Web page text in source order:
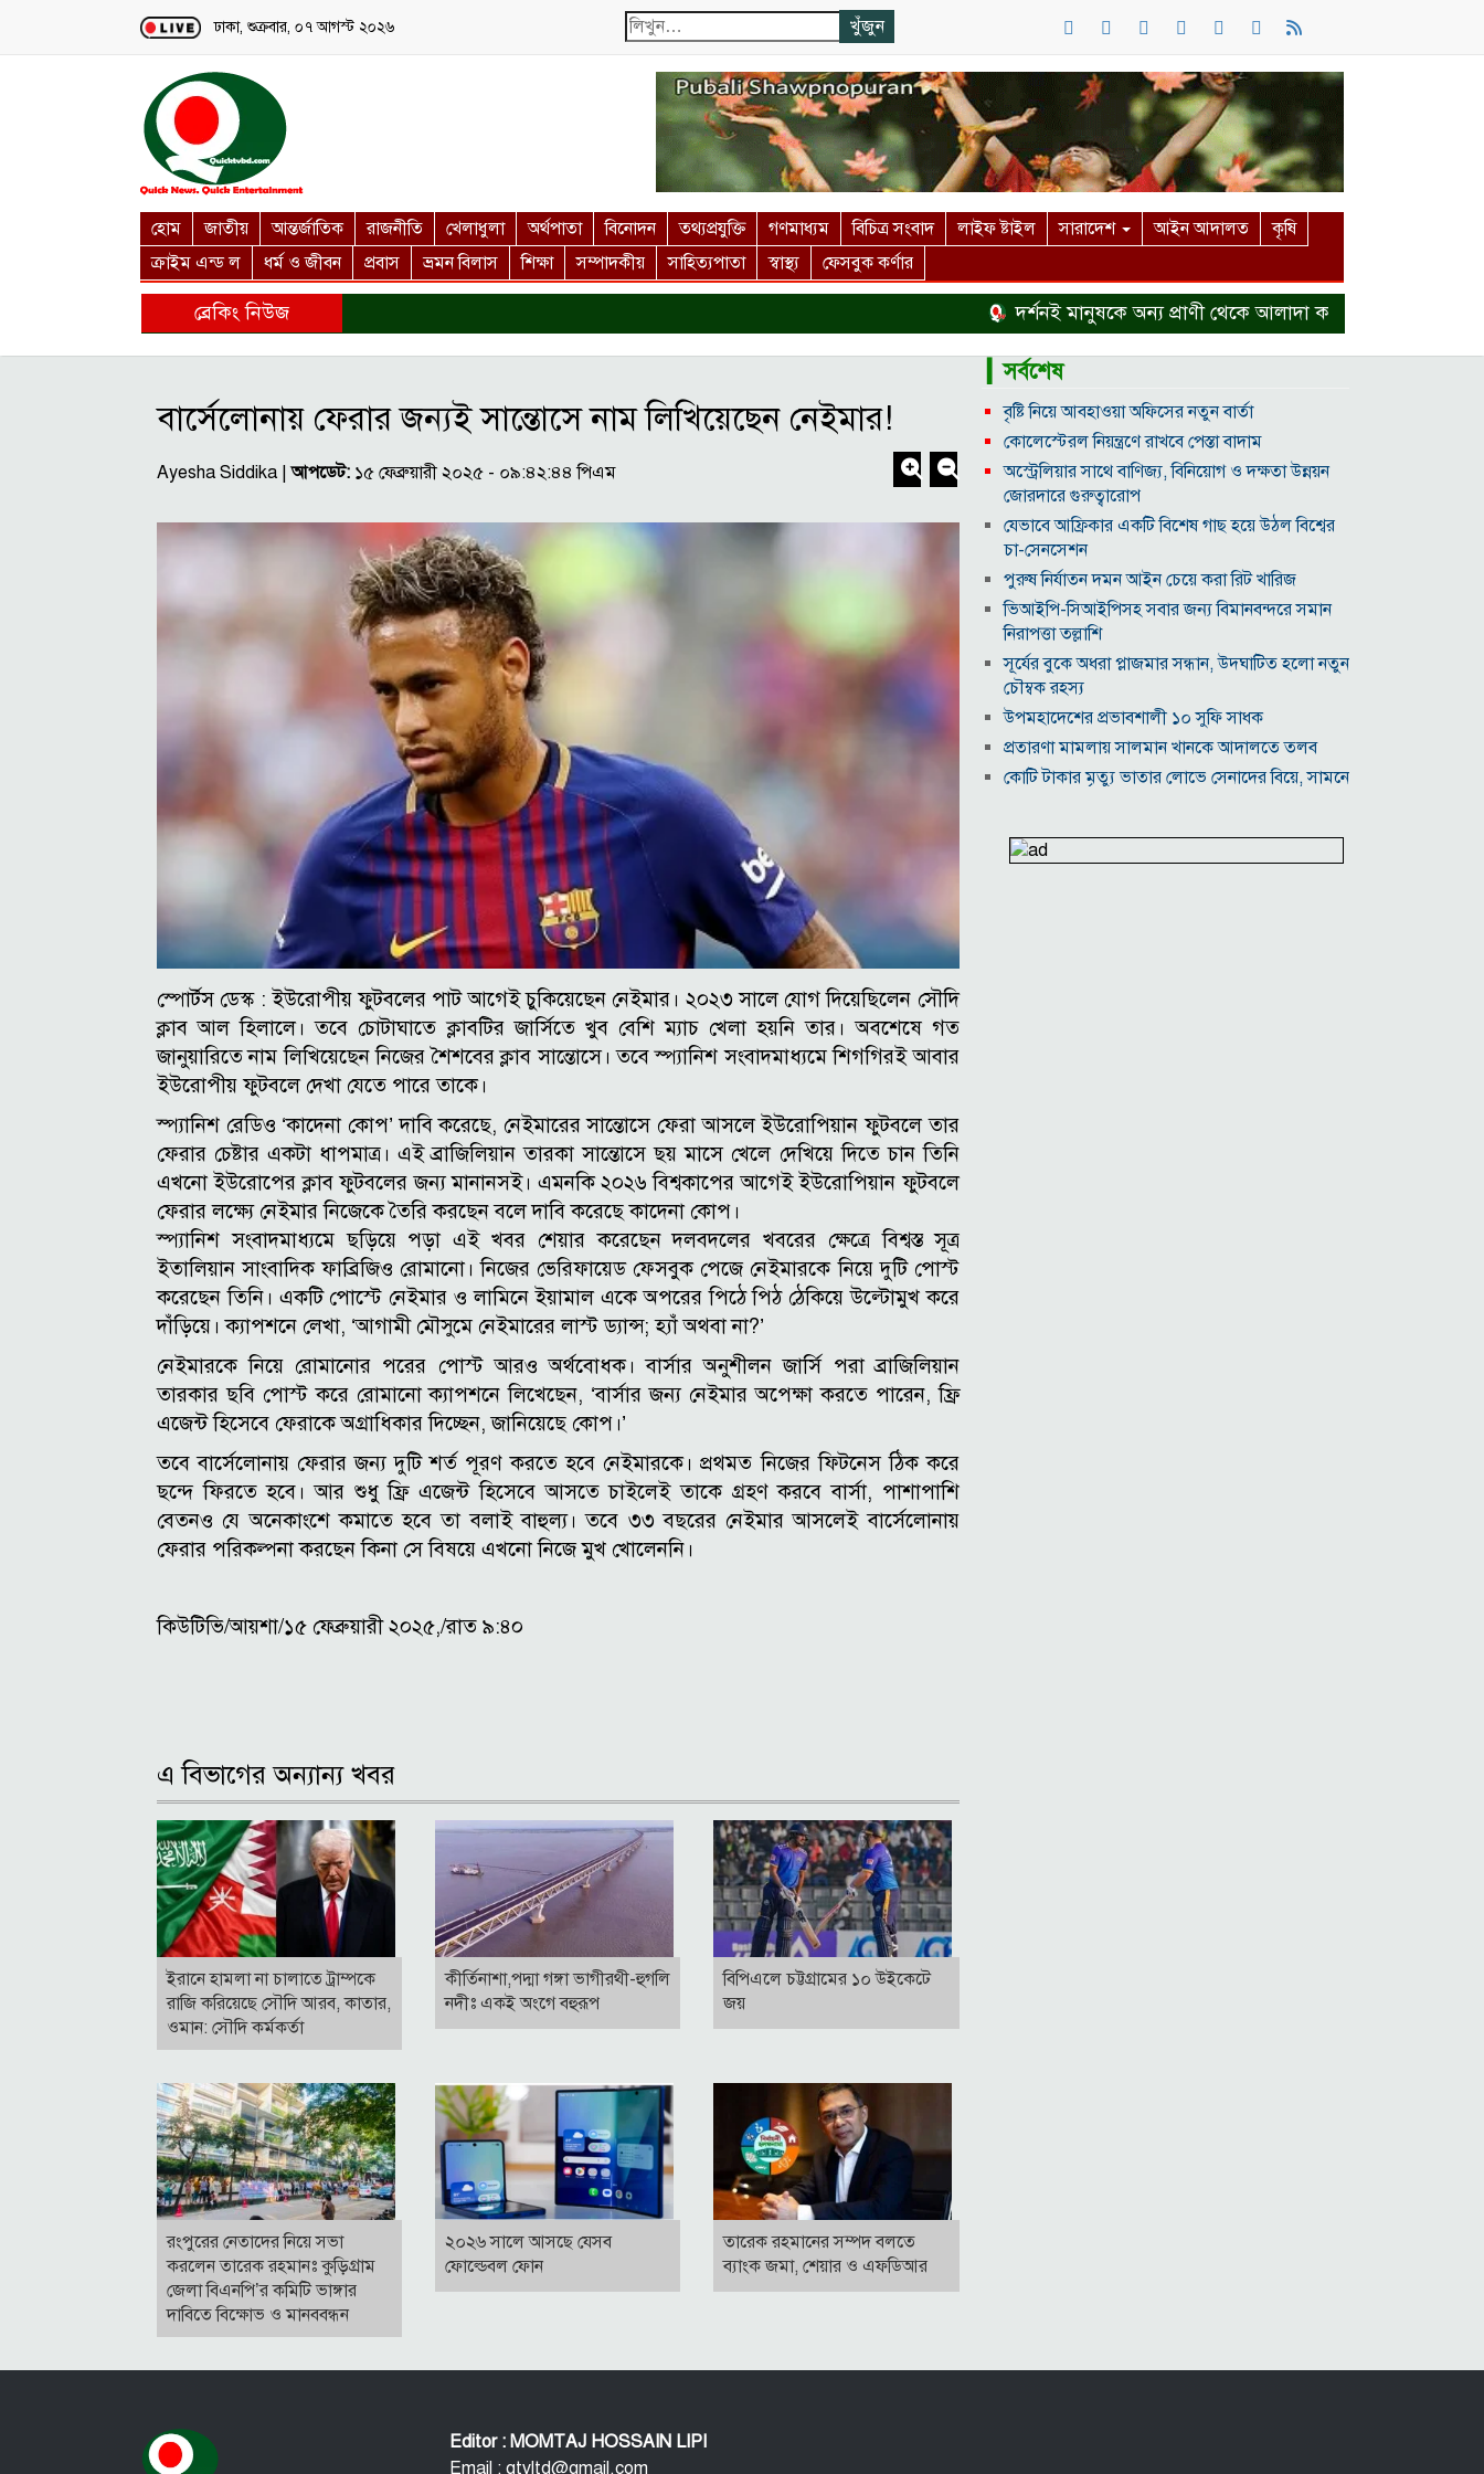
Loading...
ঢাকা, শুক্রবার, ০৭ আগস্ট ২০২৬
হোম জাতীয় আন্তর্জাতিক রাজনীতি খেলাধুলা অর্থপাতা বিনোদন তথ্যপ্রযুক্তি গণমাধ্যম বিচিত্র সংবাদ লাইফ ষ্টাইল সারাদেশ আইন আদালত
কৃষি
ক্রাইম এন্ড ল
ধর্ম ও জীবন প্রবাস ভ্রমন বিলাস শিক্ষা সম্পাদকীয় সাহিত্যপাতা স্বাস্থ্য ফেসবুক কর্ণার
ব্রেকিং নিউজ দর্শনই মানুষকে অন্য প্রাণী থেকে আলাদা করে
বার্সেলোনায় ফেরার জন্যই সান্তোসে নাম লিখিয়েছেন নেইমার!
Ayesha Siddika |আপডেট: ১৫ ফেব্রুয়ারী ২০২৫ - ০৯:৪২:৪৪ পিএম
স্পোর্টস ডেস্ক : ইউরোপীয় ফুটবলের পাট আগেই চুকিয়েছেন নেইমার। ২০২৩ সালে যোগ দিয়েছিলেন সৌদি
ক্লাব আল হিলালে। তবে চোটাঘাতে ক্লাবটির জার্সিতে খুব বেশি ম্যাচ খেলা হয়নি তার। অবশেষে গত
জানুয়ারিতে নাম লিখিয়েছেন নিজের শৈশবের ক্লাব সান্তোসে। তবে স্প্যানিশ সংবাদমাধ্যমে শিগগিরই আবার
ইউরোপীয় ফুটবলে দেখা যেতে পারে তাকে।
স্প্যানিশ রেডিও ‘কাদেনা কোপ’ দাবি করেছে, নেইমারের সান্তোসে ফেরা আসলে ইউরোপিয়ান ফুটবলে তার
ফেরার চেষ্টার একটা ধাপমাত্র। এই ব্রাজিলিয়ান তারকা সান্তোসে ছয় মাসে খেলে দেখিয়ে দিতে চান তিনি
এখনো ইউরোপের ক্লাব ফুটবলের জন্য মানানসই। এমনকি ২০২৬ বিশ্বকাপের আগেই ইউরোপিয়ান ফুটবলে
ফেরার লক্ষ্যে নেইমার নিজেকে তৈরি করছেন বলে দাবি করেছে কাদেনা কোপ।
স্প্যানিশ সংবাদমাধ্যমে ছড়িয়ে পড়া এই খবর শেয়ার করেছেন দলবদলের খবরের ক্ষেত্রে বিশ্বস্ত সূত্র
ইতালিয়ান সাংবাদিক ফাব্রিজিও রোমানো। নিজের ভেরিফায়েড ফেসবুক পেজে নেইমারকে নিয়ে দুটি পোস্ট
করেছেন তিনি। একটি পোস্টে নেইমার ও লামিনে ইয়ামাল একে অপরের পিঠে পিঠ ঠেকিয়ে উল্টোমুখ করে
দাঁড়িয়ে। ক্যাপশনে লেখা, ‘আগামী মৌসুমে নেইমারের লাস্ট ড্যান্স; হ্যাঁ অথবা না?’
নেইমারকে নিয়ে রোমানোর পরের পোস্ট আরও অর্থবোধক। বার্সার অনুশীলন জার্সি পরা ব্রাজিলিয়ান
তারকার ছবি পোস্ট করে রোমানো ক্যাপশনে লিখেছেন, ‘বার্সার জন্য নেইমার অপেক্ষা করতে পারেন, ফ্রি
এজেন্ট হিসেবে ফেরাকে অগ্রাধিকার দিচ্ছেন, জানিয়েছে কোপ।’
তবে বার্সেলোনায় ফেরার জন্য দুটি শর্ত পূরণ করতে হবে নেইমারকে। প্রথমত নিজের ফিটনেস ঠিক করে
ছন্দে ফিরতে হবে। আর শুধু ফ্রি এজেন্ট হিসেবে আসতে চাইলেই তাকে গ্রহণ করবে বার্সা, পাশাপাশি
বেতনও যে অনেকাংশে কমাতে হবে তা বলাই বাহুল্য।তবে ৩৩ বছরের নেইমার আসলেই বার্সেলোনায়
ফেরার পরিকল্পনা করছেন কিনা সে বিষয়ে এখনো নিজে মুখ খোলেননি।
কিউটিভি/আয়শা/১৫ ফেব্রুয়ারী ২০২৫,/রাত ৯:৪০
এ বিভাগের অন্যান্য খবর
ইরানে হামলা না চালাতে ট্রাম্পকে
রাজি করিয়েছে সৌদি আরব, কাতার,
ওমান: সৌদি কর্মকর্তা
কীর্তিনাশা,পদ্মা গঙ্গা ভাগীরথী-হুগলি
নদীঃ একই অংগে বহুরূপ
বিপিএলে চট্টগ্রামের ১০ উইকেটে
জয়
রংপুরের নেতাদের নিয়ে সভা
করলেন তারেক রহমানঃ কুড়িগ্রাম
জেলা বিএনপি’র কমিটি ভাঙ্গার
দাবিতে বিক্ষোভ ও মানববন্ধন
২০২৬ সালে আসছে যেসব
ফোল্ডেবল ফোন
তারেক রহমানের সম্পদ বলতে
ব্যাংক জমা, শেয়ার ও এফডিআর
▎সর্বশেষ
বৃষ্টি নিয়ে আবহাওয়া অফিসের নতুন বার্তা
কোলেস্টেরল নিয়ন্ত্রণে রাখবে পেস্তা বাদাম
অস্ট্রেলিয়ার সাথে বাণিজ্য, বিনিয়োগ ও দক্ষতা উন্নয়ন
জোরদারে গুরুত্বারোপ
যেভাবে আফ্রিকার একটি বিশেষ গাছ হয়ে উঠল বিশ্বের
চা-সেনসেশন
পুরুষ নির্যাতন দমন আইন চেয়ে করা রিট খারিজ
ভিআইপি-সিআইপিসহ সবার জন্য বিমানবন্দরে সমান
নিরাপত্তা তল্লাশি
সূর্যের বুকে অধরা প্লাজমার সন্ধান, উদ্ঘাটিত হলো নতুন
চৌম্বক রহস্য
উপমহাদেশের প্রভাবশালী ১০ সুফি সাধক
প্রতারণা মামলায় সালমান খানকে আদালতে তলব
কোটি টাকার মৃত্যু ভাতার লোভে সেনাদের বিয়ে, সামনে
হিরোশিমা-নাগাসাকি হামলার ৮১ বছর: বর্তমান বিশ্বে
পারমাণবিক পরিস্থিতি কি?
Editor : MOMTAJ HOSSAIN LIPI
Email : qtvltd@gmail.com